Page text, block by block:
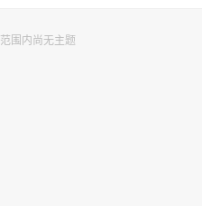
围内尚无主题